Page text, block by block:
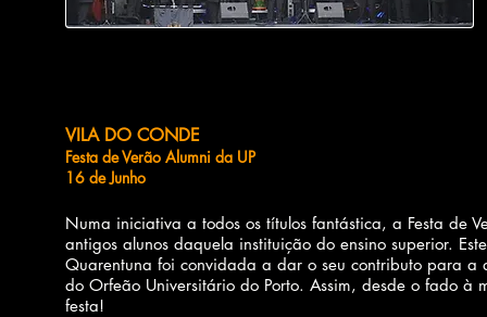
VILA DO CONDE
Festa de Verão Alumni da UP
16 de Junho
Numa iniciativa a todos os títulos fantástica, a Festa de
antigos alunos daquela instituição do ensino superior.
Quarentuna foi convidada a dar o seu contributo para a
do Orfeão Universitário do Porto. Assim, desde o fado à
festa!